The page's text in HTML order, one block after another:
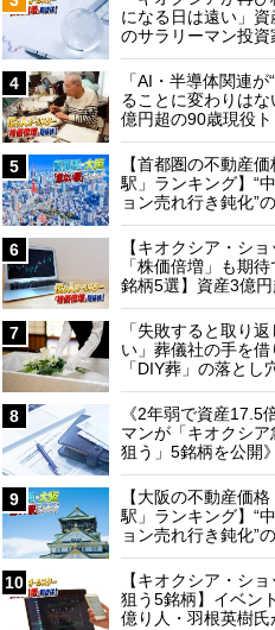
になる日は遠い」資
のサラリーマン投資
4
「AI・半導体関連が
ることに変わりは
億円超の90歳現役ト
5
【首都圏の不動産
駅」ランキング】“
ョン売れ行き鈍化”
6
【キオクシア・シ
「株価倍増」も期
銘柄5選】資産3億円
7
「失敗すると取り
い」葬儀社の手を借
「DIY葬」の落と
に…
8
《2年弱で資産17.5
マンが「キオクシア
狙う」5銘柄を公開
9
【大阪の不動産価
駅」ランキング】“
ョン売れ行き鈍化”
10
【キオクシア・シ
狙う5銘柄】イベン
億り人・羽根英樹氏